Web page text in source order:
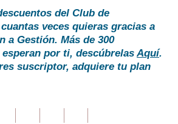
del Club de
veces quieras gracias a
a Gestión. Más de 300
por ti, descúbrelasAquí.
suscriptor, adquiere tu plan